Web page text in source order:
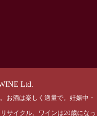
Ltd.
お酒は楽しく適量で。妊娠中・
サイクル。ワインは20歳になっ